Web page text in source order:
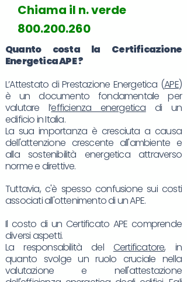
Chiama il n. verde
800.200.260
Quanto costa la Certificazione
EnergeticaAPE?
L’Attestato di Prestazione Energetica (APE)
è un documento fondamentale per
valutare l’efficienza energetica di un
edificio in Italia.
La sua importanza è cresciuta a causa
dell'attenzione crescente all'ambiente e
alla sostenibilità energetica attraverso
norme e direttive.
Tuttavia, c'è spesso confusione sui costi
associati all'ottenimento di un APE.
Il costo di un Certificato APE comprende
diversi aspetti.
La responsabilità del Certificatore, in
quanto svolge un ruolo cruciale nella
valutazione e nell'attestazione